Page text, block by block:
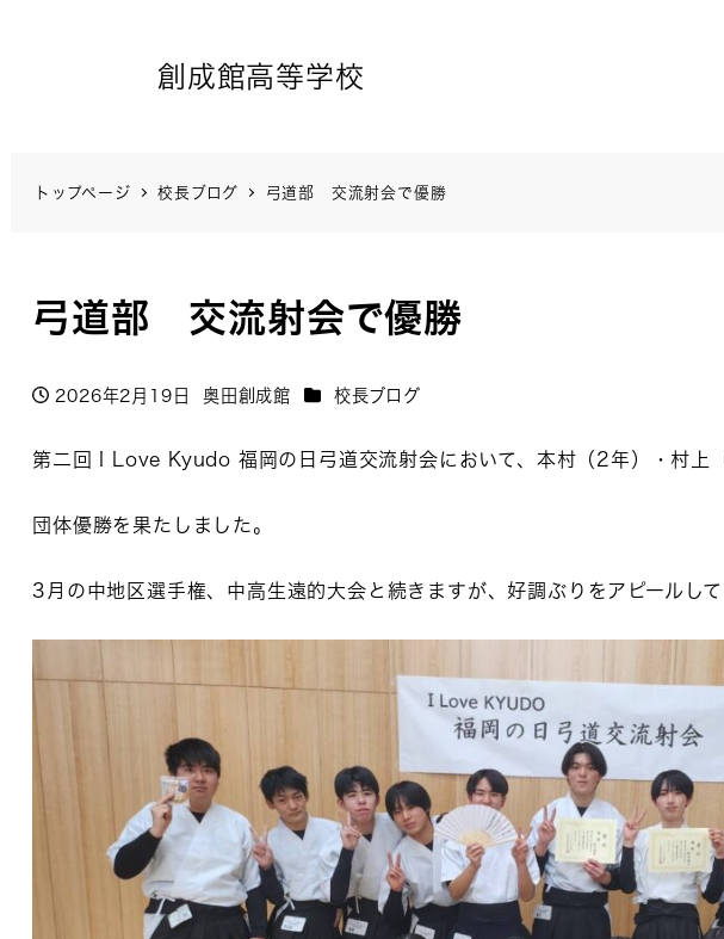
創成館高等学校
トップページ 校長ブログ 弓道部 交流射会で優勝
弓道部 交流射会で優勝
投稿日
2026年2月19日
著
奥田創成館 カテゴリー
校長ブログ
第二回 I Love Kyudo 福岡の日弓道交流射会において、本村（2年）・村上
団体優勝を果たしました。
3月の中地区選手権、中高生遠的大会と続きますが、好調ぶりをアピールし